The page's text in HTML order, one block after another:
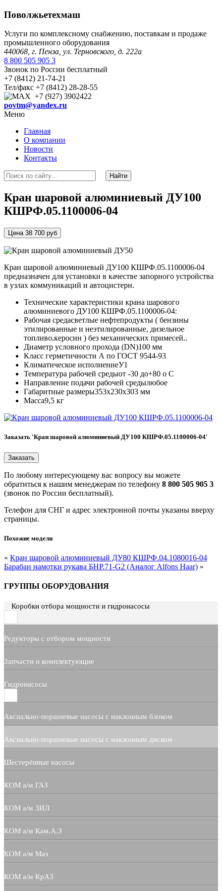
Поволжьетехмаш
Услуги по комплексному снабжению, поставкам и продаже
промышленного оборудования
440068, г. Пенза, ул. Терновского, д. 222а
8 800 505 905 3
Звонок по России бесплатный
+7 (8412) 21-74-21
Тел/факс +7 (8412) 28-28-55
+7 (927) 3902422
povtm@yandex.ru
Меню
Главная
О компании
Новости
Контакты
Кран шаровой алюминиевый ДУ100
КШРФ.05.1100006-04
Цена 38 700 руб
Кран шаровой алюминиевый ДУ100 КШРФ.05.1100006-04
предназначен для установки в качестве запорного устройства
в узлах коммуникаций и автоцистерн.
Технические характеристики крана шарового
алюминиевого ДУ100 КШРФ.05.1100006-04:
Рабочая средасветлые нефтепродукты ( бензины
этилированные и неэтилированные, дизельное
топливо,керосин ) без механических примесей..
Диаметр условного прохода (DN)100 мм
Класс герметичности А по ГОСТ 9544-93
Климатическое исполнениеУ1
Температура рабочей средыот -30 до+80 о С
Направление подачи рабочей средылюбое
Габаритные размеры353х230х303 мм
Масса9,5 кг
Заказать 'Кран шаровой алюминиевый ДУ100 КШРФ.05.1100006-04'
По любому интересующему вас вопросу вы можете
обратиться к нашим менеджерам по телефону 8 800 505 905 3
(звонок по России бесплатный).
Телефон для СНГ и адрес электронной почты указаны вверху
страницы.
Похожие модели
« Кран шаровой алюминиевый ДУ80 КШРФ.04.1080016-04
Барабан намотки рукава БНР.71-G2 (Аналог Alfons Haar) »
ГРУППЫ ОБОРУДОВАНИЯ
Коробки отбора мощности и гидронасосы
Редукторы с отбором мощности
Запчасти и комплектующие
Гидронасосы
Аксиально-поршневые насосы с наклонным блоком
Аксиально-поршневые насосы с наклонным диском
Шестерённые насосы
КОМ а/м ГАЗ
КОМ а/м ЗИЛ
КОМ а/м Кам.А.З
КОМ а/м Маз
КОМ а/м КрАЗ